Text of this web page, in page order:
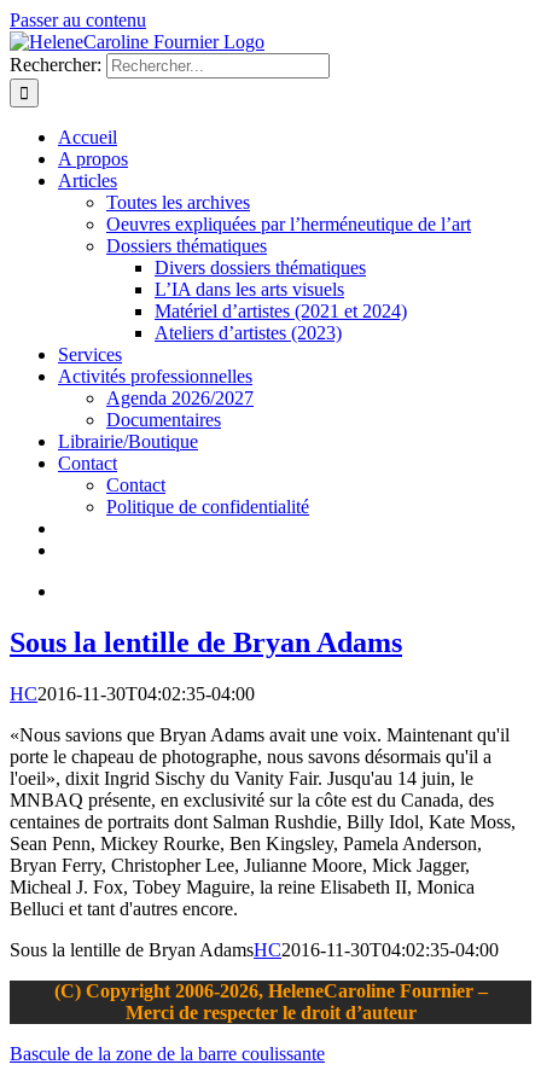
Passer au contenu
Rechercher:
Accueil
A propos
Articles
Toutes les archives
Oeuvres expliquées par l’herméneutique de l’art
Dossiers thématiques
Divers dossiers thématiques
L’IA dans les arts visuels
Matériel d’artistes (2021 et 2024)
Ateliers d’artistes (2023)
Services
Activités professionnelles
Agenda 2026/2027
Documentaires
Librairie/Boutique
Contact
Contact
Politique de confidentialité
Sous la lentille de Bryan Adams
HC2016-11-30T04:02:35-04:00
«Nous savions que Bryan Adams avait une voix. Maintenant qu'il
porte le chapeau de photographe, nous savons désormais qu'il a
l'oeil», dixit Ingrid Sischy du Vanity Fair. Jusqu'au 14 juin, le
MNBAQ présente, en exclusivité sur la côte est du Canada, des
centaines de portraits dont Salman Rushdie, Billy Idol, Kate Moss,
Sean Penn, Mickey Rourke, Ben Kingsley, Pamela Anderson,
Bryan Ferry, Christopher Lee, Julianne Moore, Mick Jagger,
Micheal J. Fox, Tobey Maguire, la reine Elisabeth II, Monica
Belluci et tant d'autres encore.
Sous la lentille de Bryan AdamsHC2016-11-30T04:02:35-04:00
(C) Copyright 2006-2026, HeleneCaroline Fournier –
Merci de respecter le droit d’auteur
Bascule de la zone de la barre coulissante